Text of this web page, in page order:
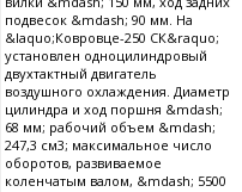
подвесок &mdash; 90 мм. На
&laquo;Ковровце-250 СК&raquo;
установлен одноцилиндровый
двухтактный двигатель
воздушного охлаждения. Диаметр
цилиндра и ход поршня &mdash;
68 мм; рабочий объем &mdash;
247,3 см3; максимальное число
оборотов, развиваемое
коленчатым валом, &mdash; 5500